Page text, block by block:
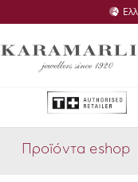
Προϊόντα eshop